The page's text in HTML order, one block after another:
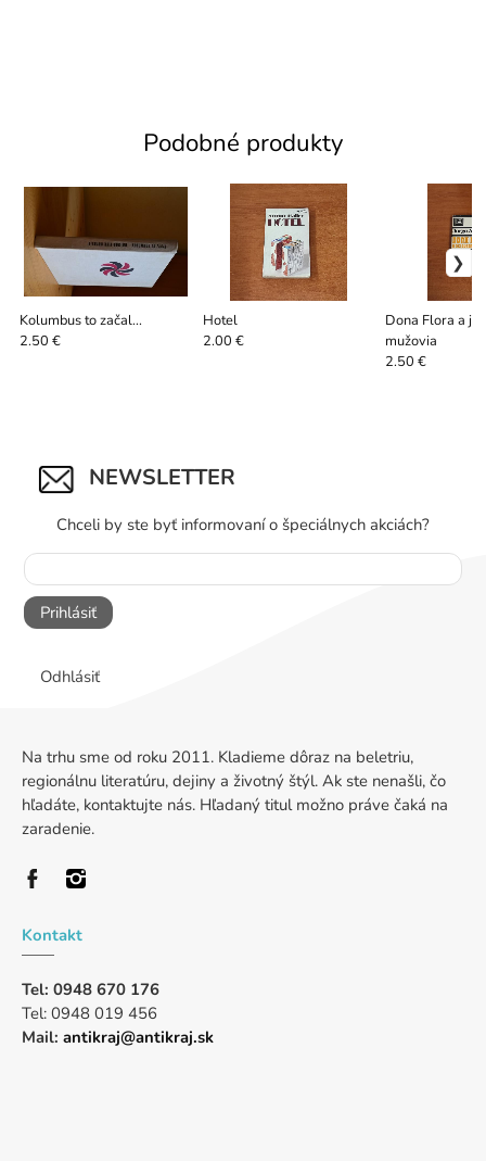
Podobné produkty
Kolumbus to začal...
2.50 €
Hotel
2.00 €
Dona Flora a
mužovia
2.50 €
NEWSLETTER
Chceli by ste byť informovaní o špeciálnych akciách?
Prihlásiť
Odhlásiť
Na trhu sme od roku 2011. Kladieme dôraz na beletriu,
regionálnu literatúru, dejiny a životný štýl. Ak ste nenašli, čo
hľadáte, kontaktujte nás. Hľadaný titul možno práve čaká na
zaradenie.
Kontakt
Tel: 0948 670 176
Tel: 0948 019 456
Mail: antikraj@antikraj.sk